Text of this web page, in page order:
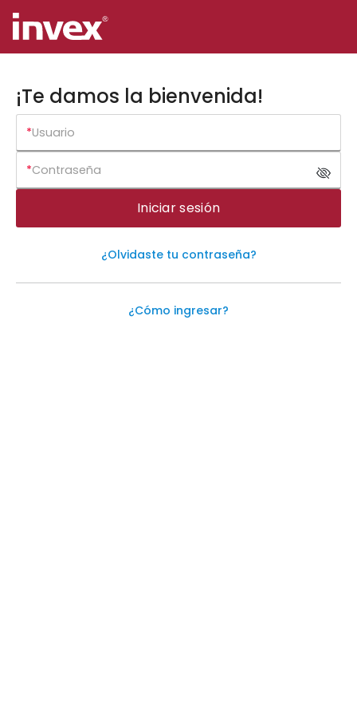
¡Te damos la bienvenida!
*Usuario
*Contraseña
Iniciar sesión
¿Olvidaste tu contraseña?
¿Cómo ingresar?